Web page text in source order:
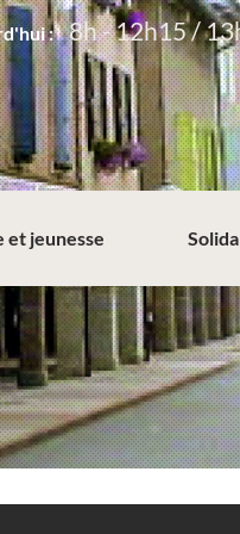
: 8h - 12h15 /
et jeunesse